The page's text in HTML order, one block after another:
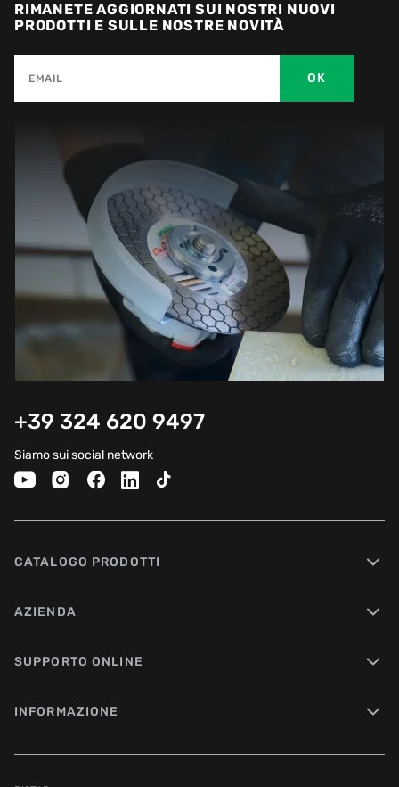
RIMANETE AGGIORNATI SUI NOSTRI NUOVI
PRODOTTI E SULLE NOSTRE NOVITÀ
EMAIL OK
+39 324 620 9497
Siamo sui social network
CATALOGO PRODOTTI
AZIENDA
SUPPORTO ONLINE
INFORMAZIONE